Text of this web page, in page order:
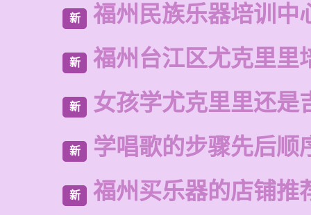
新 福州民族乐器培训中
新 福州台江区尤克里里
新 女孩学尤克里里还是
新 学唱歌的步骤先后顺
新 福州买乐器的店铺推